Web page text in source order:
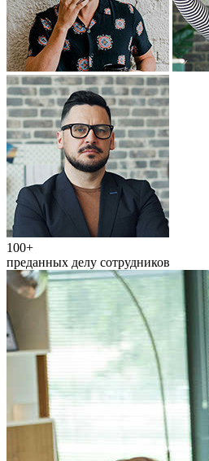
100+
преданных делу сотрудников